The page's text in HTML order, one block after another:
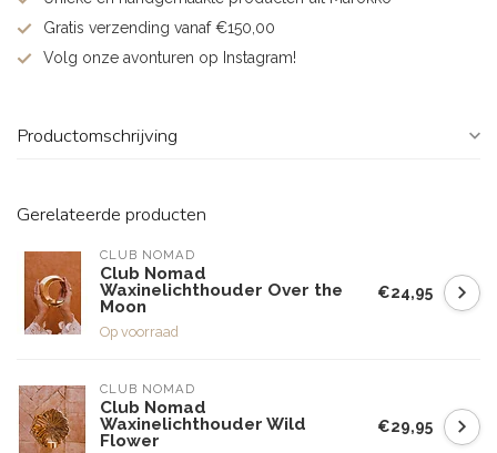
Gratis verzending vanaf €150,00
Volg onze avonturen op Instagram!
Productomschrijving
Gerelateerde producten
CLUB NOMAD
Club Nomad
Waxinelichthouder Over the
Moon
Op voorraad
€24,95
CLUB NOMAD
Club Nomad
Waxinelichthouder Wild
Flower
€29,95